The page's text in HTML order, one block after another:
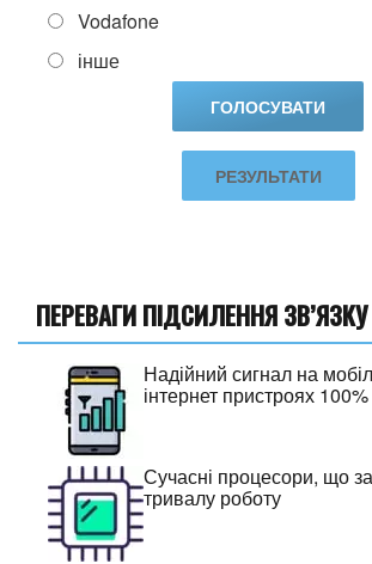
Vodafone
інше
РЕЗУЛЬТАТИ
ПЕРЕВАГИ ПІДСИЛЕННЯ ЗВ’ЯЗКУ
Надійний сигнал на
інтернет пристроях 100%
Сучасні процесори, що
тривалу роботу